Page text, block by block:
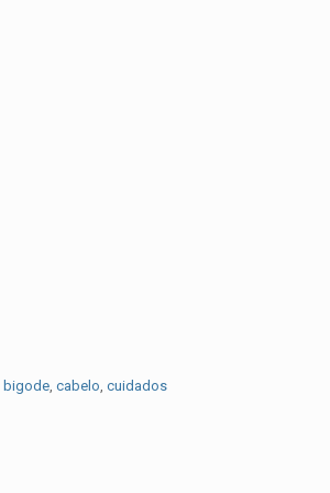
bigode, cabelo, cuidados